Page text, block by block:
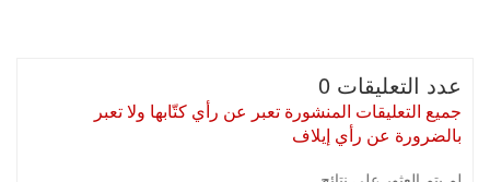
عدد التعليقات 0
جميع التعليقات المنشورة تعبر عن رأي كتّابها ولا تعبر
بالضرورة عن رأي إيلاف